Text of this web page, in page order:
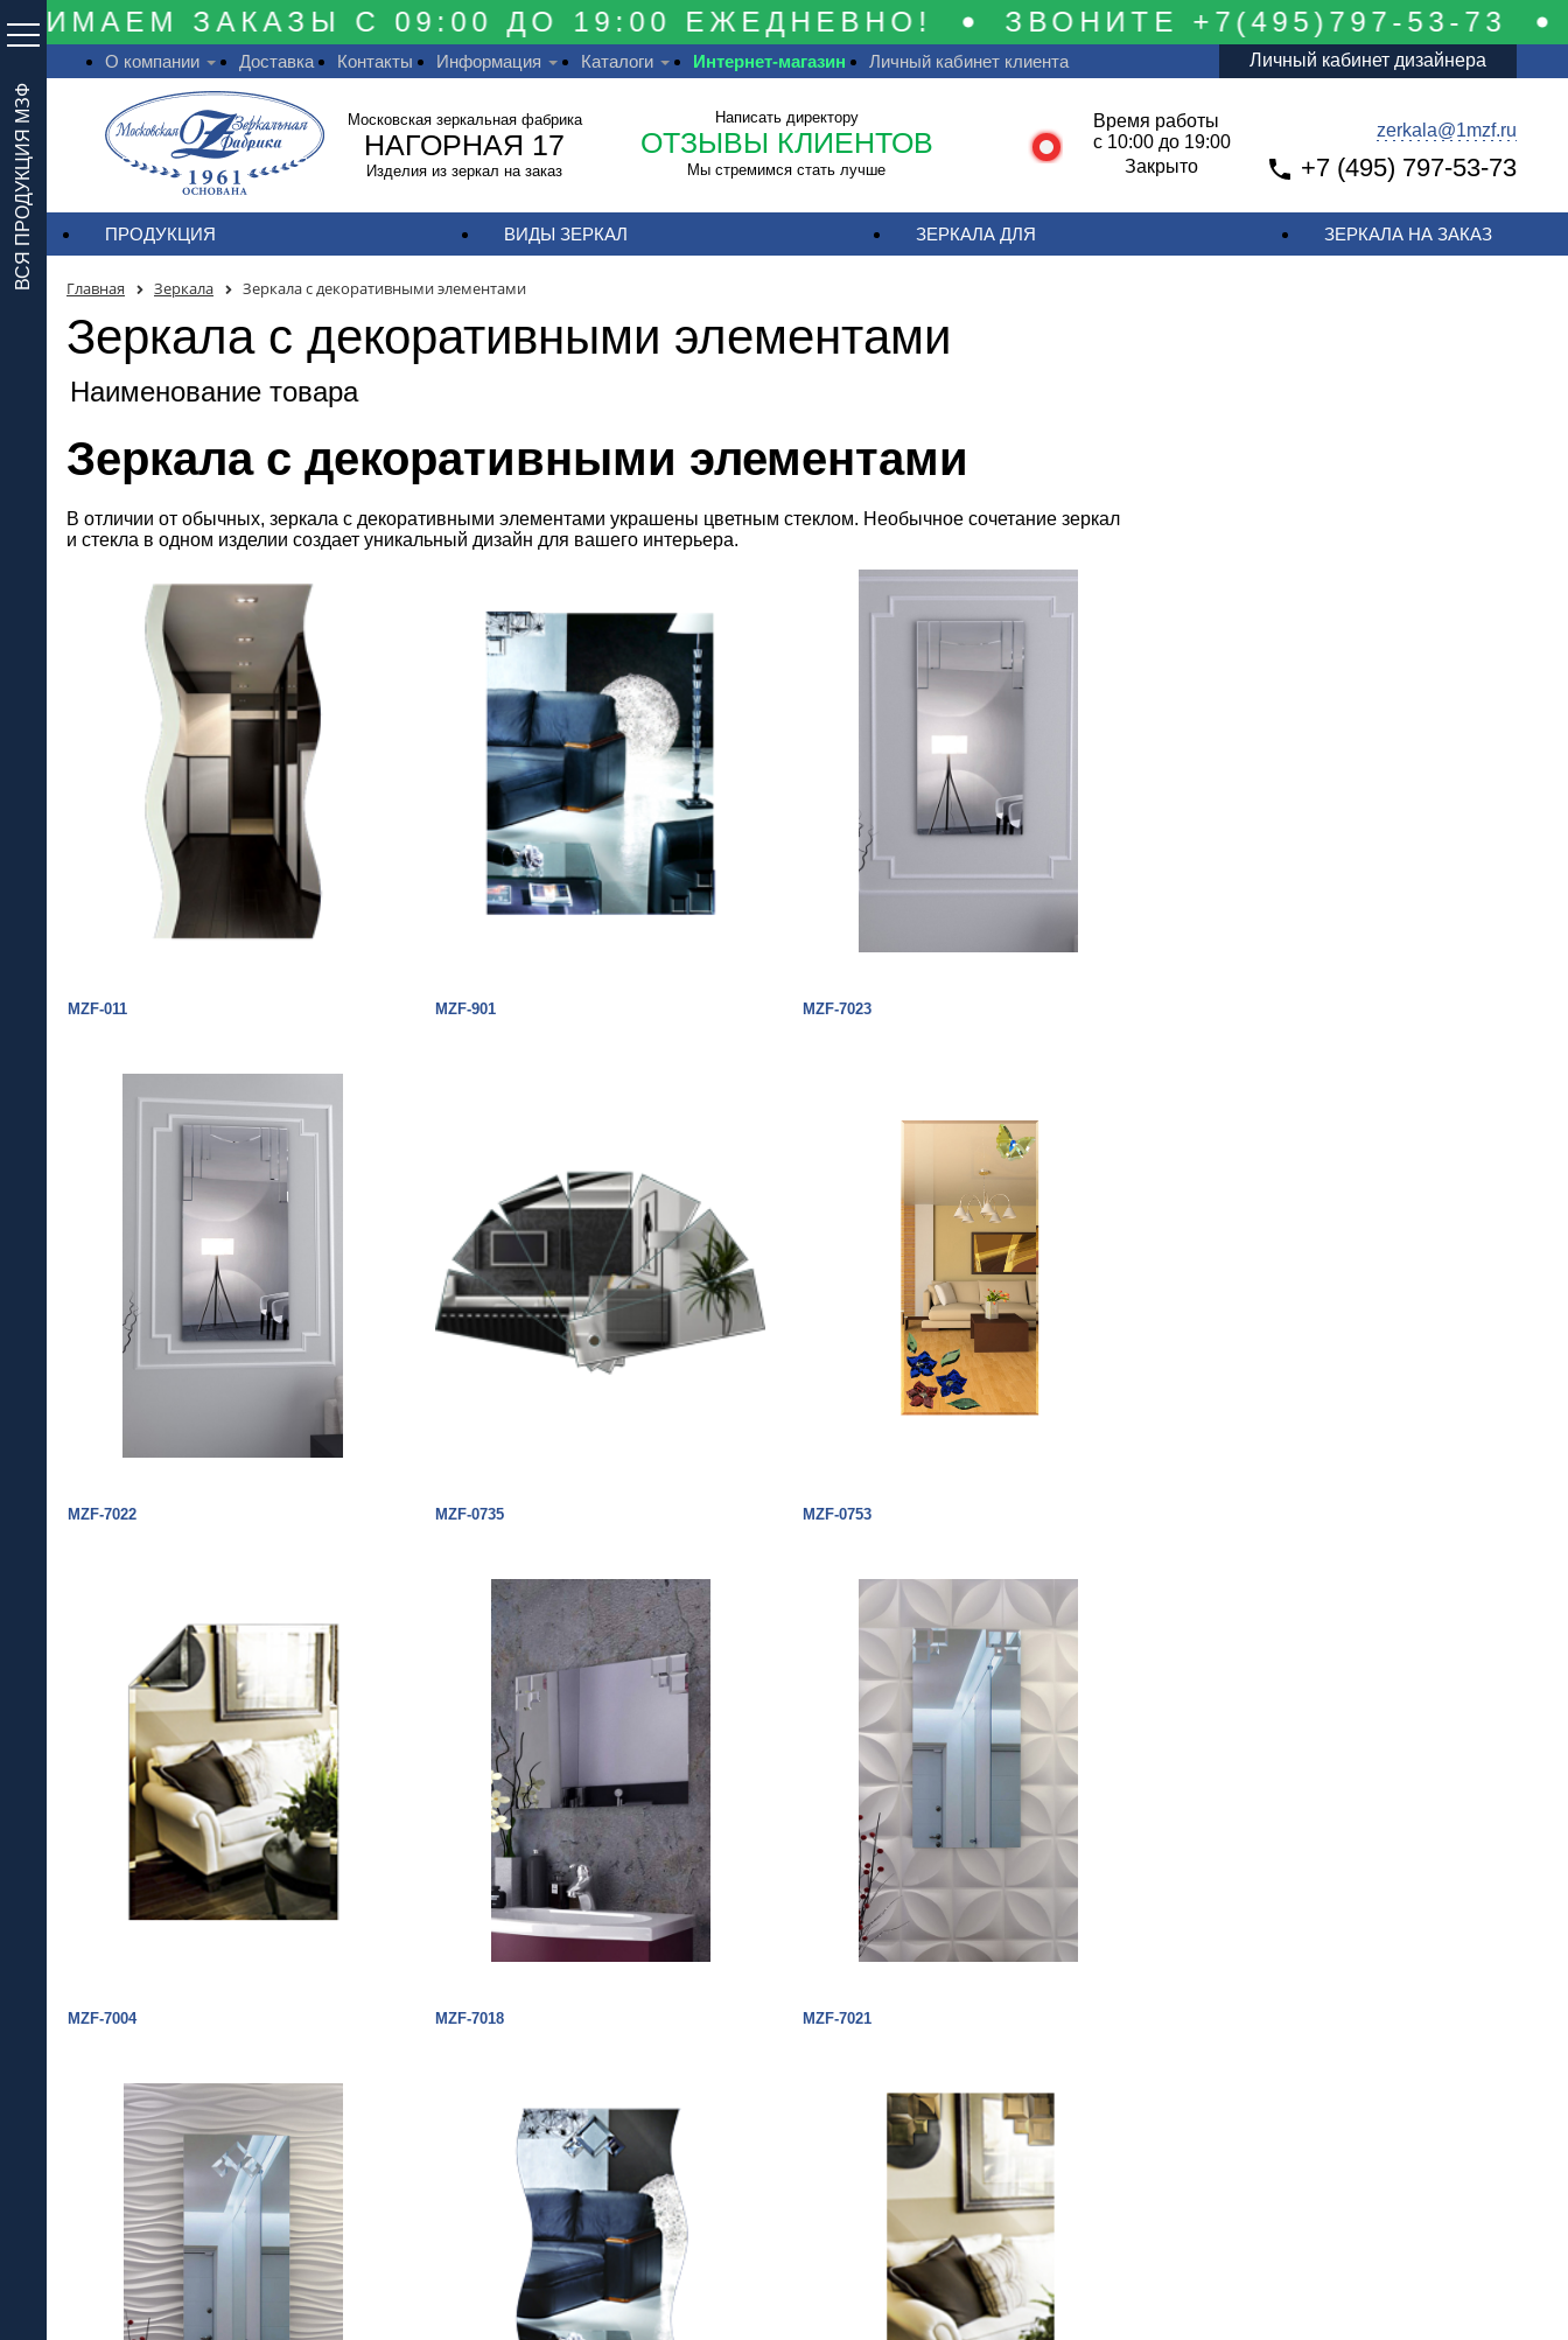
ВСЯ ПРОДУКЦИЯ МЗФ
ЗАКАЗЫ С 09:00 ДО 19:00 ЕЖЕДНЕВНО! ЗВОНИТЕ +7(495)797-53-73
О компании Доставка Контакты Информация Каталоги Интернет-магазин Личный кабинет клиента Личный кабинет дизайнера
Московская зеркальная фабрика
НАГОРНАЯ 17
Изделия из зеркал на заказ
Написать директору
ОТЗЫВЫ КЛИЕНТОВ
Мы стремимся стать лучше
Время работы
с 10:00 до 19:00
Закрыто
+7 (495) 797-53-73
zerkala@1mzf.ru
ПРОДУКЦИЯ ВИДЫ ЗЕРКАЛ ЗЕРКАЛА ДЛЯ ЗЕРКАЛА НА ЗАКАЗ
Главная Зеркала Зеркала с декоративными элементами
Зеркала с декоративными элементами
Наименование товара
Зеркала с декоративными элементами
В отличии от обычных, зеркала с декоративными элементами украшены цветным стеклом. Необычное сочетание зеркал
и стекла в одном изделии создает уникальный дизайн для вашего интерьера.
MZF-011 MZF-901 MZF-7023
MZF-7022 MZF-0735 MZF-0753
MZF-7004 MZF-7018 MZF-7021